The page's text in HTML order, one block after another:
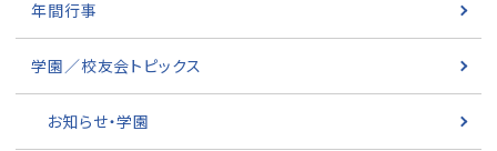
年間行事
学園／校友会トピックス
お知らせ・学園